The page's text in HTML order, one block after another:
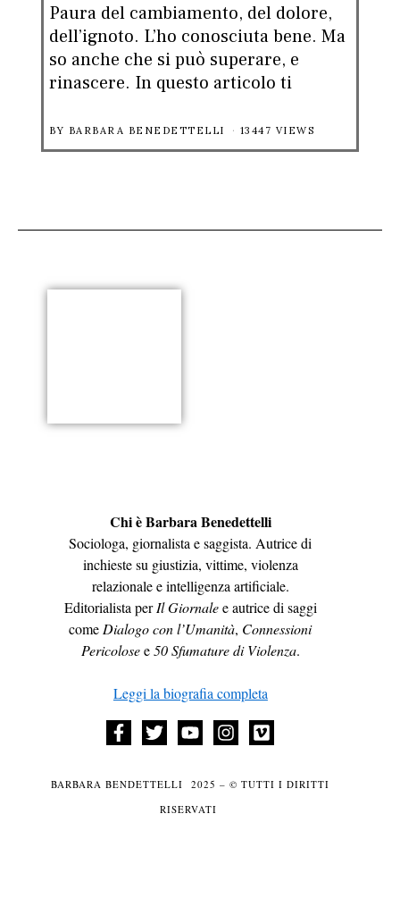
Paura del cambiamento, del dolore,
dell’ignoto. L’ho conosciuta bene. Ma
so anche che si può superare, e
rinascere. In questo articolo ti
BY BARBARA BENEDETTELLI 13447 VIEWS
Chi è Barbara Benedettelli
Sociologa, giornalista e saggista. Autrice di
inchieste su giustizia, vittime, violenza
relazionale e intelligenza artificiale.
Editorialista perIl Giornalee autrice di saggi
come Dialogo con l’Umanità, Connessioni
Pericolosee50 Sfumature di Violenza.
Leggi la biografia completa
BARBARA BENDETTELLI 2025 – © TUTTI I DIRITTI
RISERVATI